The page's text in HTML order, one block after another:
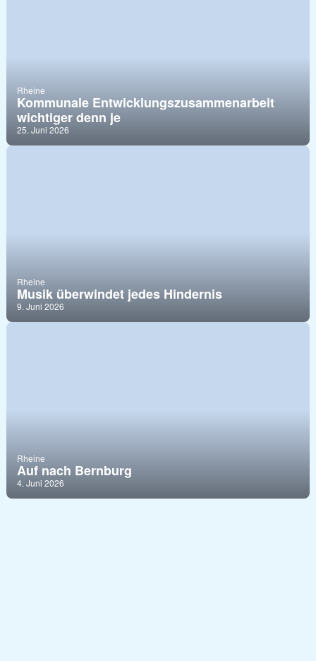
Rheine
Kommunale Entwicklungszusammenarbeit
wichtiger denn je
25. Juni 2026
Rheine
Musik überwindet jedes Hindernis
9. Juni 2026
Rheine
Auf nach Bernburg
4. Juni 2026